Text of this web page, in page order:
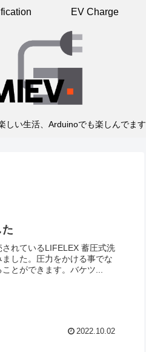
しい生活、Arduinoでも楽しんでます
EV Charge
れているLIFELEX 蓄圧式洗
した。圧力をかける事でな
とができます。バケツ...
2022.10.02